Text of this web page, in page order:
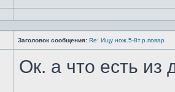
Заголовок сообщения: Re: Ищу нож.5-8т.р.повар
Ок. а что есть из